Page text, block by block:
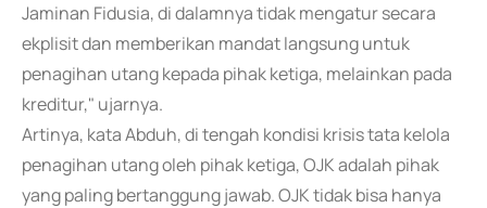
Jaminan Fidusia, di dalamnya tidak mengatur secara
ekplisit dan memberikan mandat langsung untuk
penagihan utang kepada pihak ketiga, melainkan pada
kreditur," ujarnya.
Artinya, kata Abduh, di tengah kondisi krisis tata kelola
penagihan utang oleh pihak ketiga, OJK adalah pihak
yang paling bertanggung jawab. OJK tidak bisa hanya